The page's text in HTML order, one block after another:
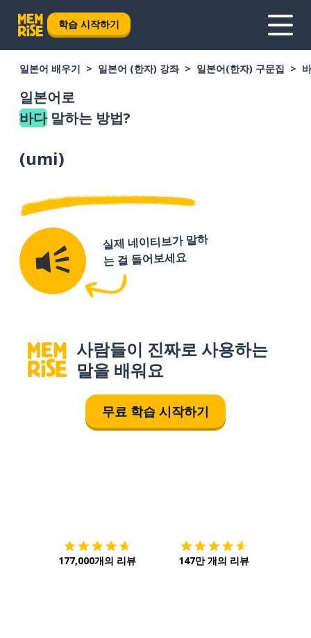
학습 시작하기
일본어 배우기 일본어 (한자) 강좌 일본어(한자) 구문집
일본어로
바다말하는 방법?
(umi)
실제 네이티브가 말하
는 걸 들어보세요
사람들이 진짜로 사용하는
말을 배워요
무료 학습 시작하기
177,000개의 리뷰 147만 개의 리뷰